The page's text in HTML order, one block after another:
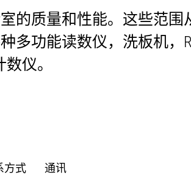
的质量和性能。这些范围
多功能读数仪，洗板机，
仪。
方式 通讯